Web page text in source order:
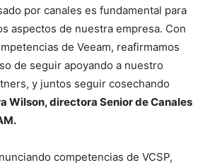
por canales es fundamental para
aspectos de nuestra empresa. Con
de Veeam, reafirmamos
de seguir apoyando a nuestro
y juntos seguir cosechando
Wilson, directora Senior de Canales
competencias de VCSP,